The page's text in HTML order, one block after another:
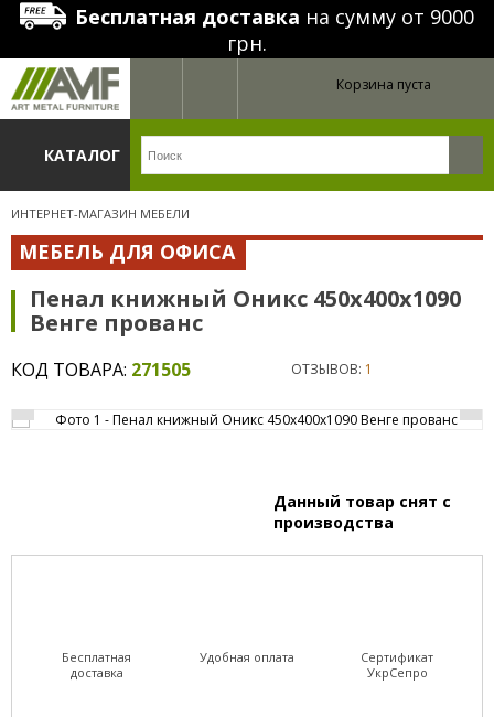
Бесплатная доставка на сумму от 9000
грн.
Корзина пуста
КАТАЛОГ
ИНТЕРНЕТ-МАГАЗИН МЕБЕЛИ
МЕБЕЛЬ ДЛЯ ОФИСА
Пенал книжный Оникс 450х400х1090
Венге прованс
КОД ТОВАРА: 271505 ОТЗЫВОВ: 1
Данный товар снят с
производства
Бесплатная
доставка
Удобная оплата
Сертификат
УкрСепро